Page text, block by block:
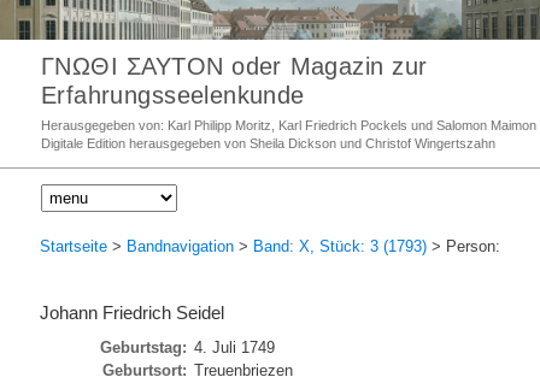
ΓΝΩΘΙ ΣΑΥΤΟΝ oder Magazin zur
Erfahrungsseelenkunde
Herausgegeben von: Karl Philipp Moritz, Karl Friedrich Pockels und Salomon Maimon
Digitale Edition herausgegeben von Sheila Dickson und Christof Wingertszahn
Startseite > Bandnavigation > Band: X, Stück: 3 (1793) > Person:
Johann Friedrich Seidel
Geburtstag: 4. Juli 1749
Geburtsort: Treuenbriezen